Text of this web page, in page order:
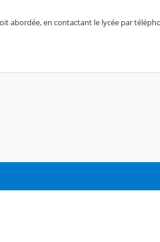
abordée, en contactant le lycée par